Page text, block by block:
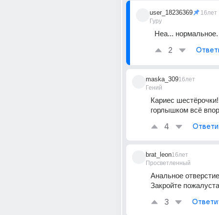
user_18236369
Гуру
16лет
Неа... нормальное.
2
maska_309
Гений
16лет
Кариес
горлышком всё
4
brat_leon
Просветленный
16лет
Анальное
Закройте пожалуста
3